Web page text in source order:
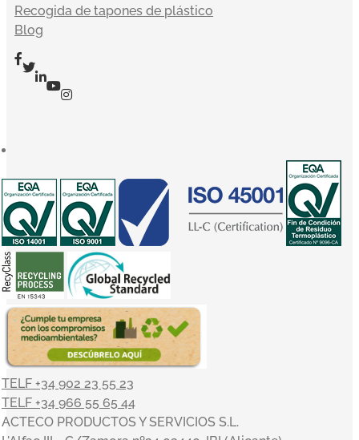
Recogida de tapones de plástico
Blog
TELF +34 902 23 55 23
TELF +34 966 55 65 44
ACTECO PRODUCTOS Y SERVICIOS S.L.